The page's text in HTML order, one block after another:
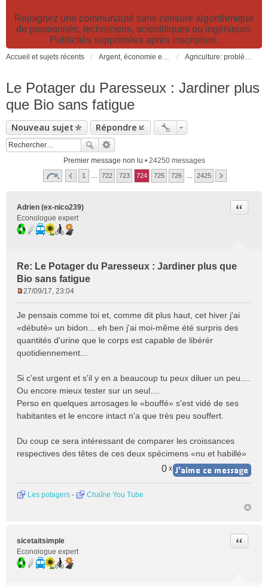
Rejoignez une communauté sans censure algorithmique
de passionnés, techniciens, scientifiques ou ingénieurs.
Publicités supprimées après inscription.
Accueil et sujets récents Argent, économie et finance. Alimentation et agriculture. Développement durable, pollution de l'air et catastrophes. Gestion des déchets. Agriculture: problèmes et pollutions, nouvelles techniques et solutions
Le Potager du Paresseux : Jardiner plus
que Bio sans fatigue
Nouveau sujet Répondre
Premier message non lu • 24250 messages
1 722 723 724 725 726 2425
Adrien (ex-nico239)
Econologue expert
Re: Le Potager du Paresseux : Jardiner plus que
Bio sans fatigue
Citer
s
s
a
g
n
n
l
u
27/09/17, 23:04
Je pensais comme toi et, comme dit plus haut, cet hiver j'ai
«débuté» un bidon... eh ben j'ai moi-même été surpris des
quantités d'urine que le corps est capable de libérér
quotidiennement...
Si c'est urgent et s'il y en a beaucoup tu peux diluer un peu....
Ou encore mieux tester sur un seul....
Perso en quelques arrosages le «bouffé» s'est vidé de ses
habitantes et le encore intact n'a que très peu souffert.
Du coup ce sera intéressant de comparer les croissances
respectives des têtes de ces deux spécimens «nu et habillé»
0 x
Les potagers - Chaîne You Tube
sicetaitsimple
Econologue expert
Citer